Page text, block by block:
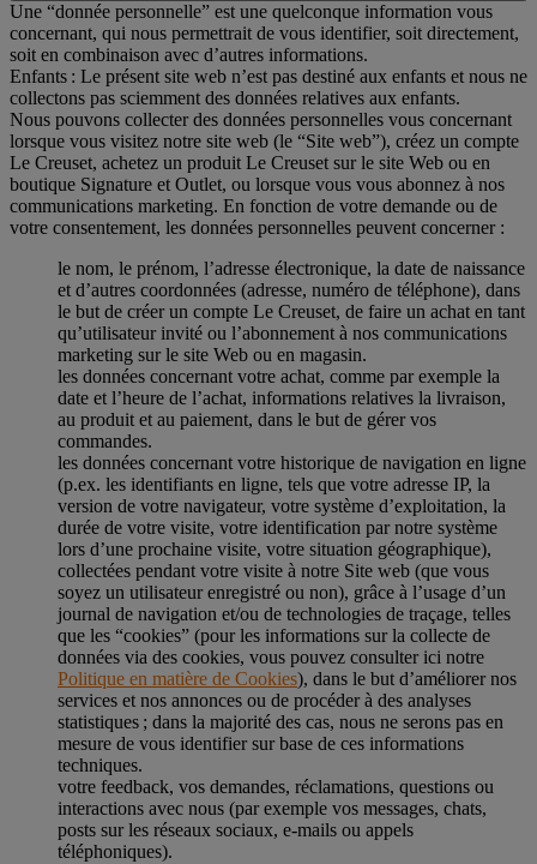
Une “donnée personnelle” est une quelconque information vous
concernant, qui nous permettrait de vous identifier, soit directement,
soit en combinaison avec d’autres informations.
Enfants : Le présent site web n’est pas destiné aux enfants et nous ne
collectons pas sciemment des données relatives aux enfants.
Nous pouvons collecter des données personnelles vous concernant
lorsque vous visitez notre site web (le “Site web”), créez un compte
Le Creuset, achetez un produit Le Creuset sur le site Web ou en
boutique Signature et Outlet, ou lorsque vous vous abonnez à nos
communications marketing. En fonction de votre demande ou de
votre consentement, les données personnelles peuvent concerner :
le nom, le prénom, l’adresse électronique, la date de naissance
et d’autres coordonnées (adresse, numéro de téléphone), dans
le but de créer un compte Le Creuset, de faire un achat en tant
qu’utilisateur invité ou l’abonnement à nos communications
marketing sur le site Web ou en magasin.
les données concernant votre achat, comme par exemple la
date et l’heure de l’achat, informations relatives la livraison,
au produit et au paiement, dans le but de gérer vos
commandes.
les données concernant votre historique de navigation en ligne
(p.ex. les identifiants en ligne, tels que votre adresse IP, la
version de votre navigateur, votre système d’exploitation, la
durée de votre visite, votre identification par notre système
lors d’une prochaine visite, votre situation géographique),
collectées pendant votre visite à notre Site web (que vous
soyez un utilisateur enregistré ou non), grâce à l’usage d’un
journal de navigation et/ou de technologies de traçage, telles
que les “cookies” (pour les informations sur la collecte de
données via des cookies, vous pouvez consulter ici notre
Politique en matière de Cookies), dans le but d’améliorer nos
services et nos annonces ou de procéder à des analyses
statistiques ; dans la majorité des cas, nous ne serons pas en
mesure de vous identifier sur base de ces informations
techniques.
votre feedback, vos demandes, réclamations, questions ou
interactions avec nous (par exemple vos messages, chats,
posts sur les réseaux sociaux, e-mails ou appels
téléphoniques).